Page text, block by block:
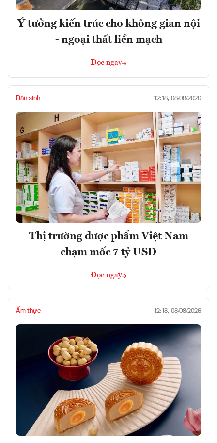
Ý tưởng kiến trúc cho không gian nội
- ngoại thất liền mạch
Đọc ngay
Dân sinh 12:18, 08/08/2026
Thị trường dược phẩm Việt Nam
chạm mốc 7 tỷ USD
Đọc ngay
Ẩm thực 12:18, 08/08/2026